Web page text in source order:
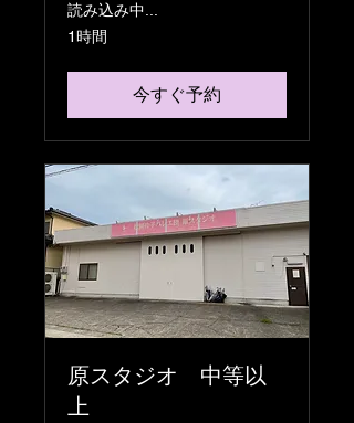
読み込み中...
1時間
今すぐ予約
原スタジオ 中等以
上